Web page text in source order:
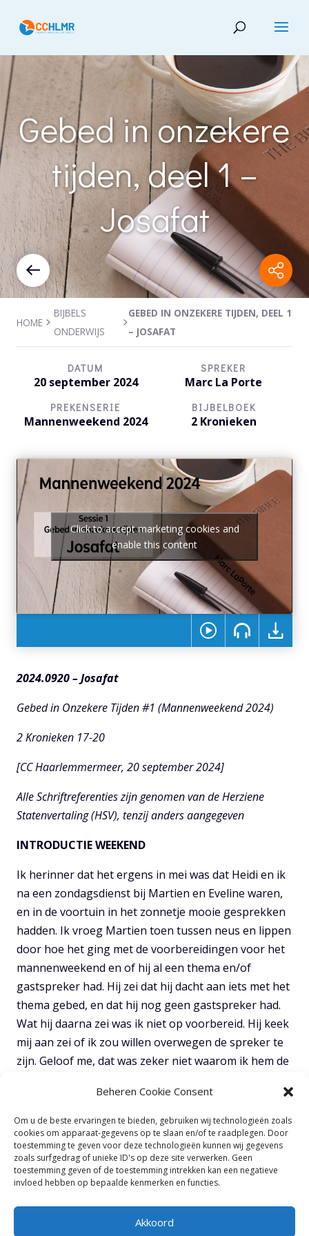
Beheren Cookie Consent
Om u de beste ervaringen te bieden, gebruiken wij technologieën zoals
cookies om apparaat-gegevens op te slaan en/of te raadplegen. Door
toestemming te geven voor deze technologieën kunnen wij gegevens
zoals surfgedrag of unieke ID's op deze site verwerken. Geen
toestemming geven of de toestemming intrekken kan een negatieve
invloed hebben op bepaalde kenmerken en functies.
Akkoord
Gebed in onzekere
tijden, deel 1 –
Josafat
HOME
BIJBELS
ONDERWIJS
GEBED IN ONZEKERE TIJDEN, DEEL 1
– JOSAFAT
DATUM
20 september 2024
SPREKER
Marc La Porte
PREKENSERIE
Mannenweekend 2024
BIJBELBOEK
2 Kronieken
Click to accept marketing cookies and
enable this content
2024.0920 – Josafat
Gebed in Onzekere Tijden #1 (Mannenweekend 2024)
2 Kronieken 17-20
[CC Haarlemmermeer, 20 september 2024]
Alle Schriftreferenties zijn genomen van de Herziene
Statenvertaling (HSV), tenzij anders aangegeven
INTRODUCTIE WEEKEND
Ik herinner dat het ergens in mei was dat Heidi en ik
na een zondagsdienst bij Martien en Eveline waren,
en in de voortuin in het zonnetje mooie gesprekken
hadden. Ik vroeg Martien toen tussen neus en lippen
door hoe het ging met de voorbereidingen voor het
mannenweekend en of hij al een thema en/of
gastspreker had. Hij zei dat hij dacht aan iets met het
thema gebed, en dat hij nog geen gastspreker had.
Wat hij daarna zei was ik niet op voorbereid. Hij keek
mij aan zei of ik zou willen overwegen de spreker te
zijn. Geloof me, dat was zeker niet waarom ik hem de
Eerlijk gezegd dacht ik tegelijk ook: maar ik hou er zo
van om gewoon aanwezig te zijn en onderwezen te
worden.
TOON VOLLEDIGE NOTITIES